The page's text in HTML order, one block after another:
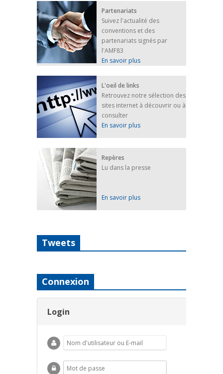
Partenariats
Suivez l'actualité des
conventions et des
partenariats signés par
l'AMF83
En savoir plus
L'oeil de links
Retrouvez notre sélection des
sites internet à découvrir ou à
consulter
En savoir plus
Repères
Lu dans la presse
En savoir plus
Tweets
Connexion
Login